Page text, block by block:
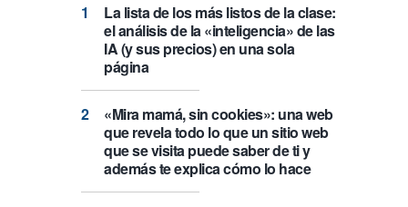
La lista de los más listos de la clase:
el análisis de la «inteligencia» de las
IA (y sus precios) en una sola
página
«Mira mamá, sin cookies»: una web
que revela todo lo que un sitio web
que se visita puede saber de ti y
además te explica cómo lo hace